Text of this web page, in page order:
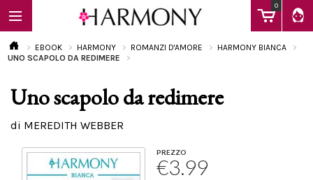
0
EBOOK
EBOOK HARMONY ROMANZI D'AMORE
HARMONY BIANCA
UNO SCAPOLO DA REDIMERE
Uno scapolo da redimere
di MEREDITH WEBBER
PREZZO
€3.99